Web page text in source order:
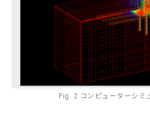
感染・免疫学
腫瘍学
健康科学 人間医工学
情報工学
Fig. 2 コンピューターシミ